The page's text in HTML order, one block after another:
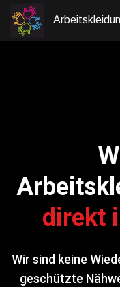
direkt
Wir sind keine
geschützte